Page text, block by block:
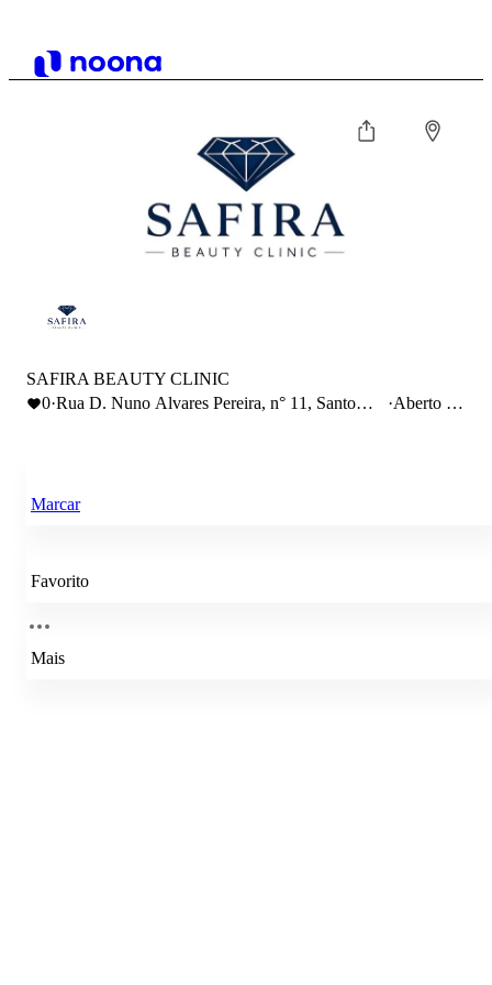
SAFIRA BEAUTY CLINIC
0·Rua D. Nuno Alvares Pereira, n° 11, Santo
·Aberto até
Marcar
Favorito
Mais